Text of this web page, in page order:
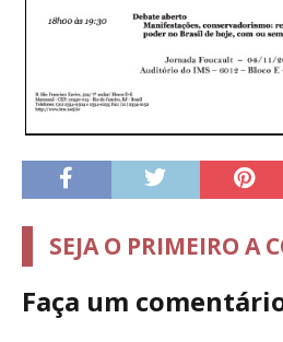
SEJA O PRIMEIRO A
Faça um